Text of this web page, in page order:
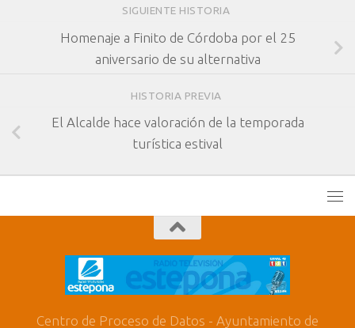
SIGUIENTE HISTORIA
Homenaje a Finito de Córdoba por el 25
aniversario de su alternativa
HISTORIA PREVIA
El Alcalde hace valoración de la temporada
turística estival
Centro de Proceso de Datos - Ayuntamiento de